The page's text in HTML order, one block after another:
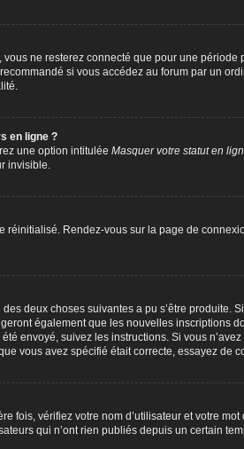
ne resterez connecté que pour une
si vous accédez au forum par un
en ligne ?
une option intitulée Masquer votre statut en
invisible.
réinitialisé. Rendez-vous sur la page de
deux choses suivantes a pu s’être
également que les nouvelles inscriptions
envoyé, suivez les instructions. Si vous
vous avez spécifié était correcte, essayez de
fois, vérifiez votre nom d’utilisateur et votre
qui n’ont rien publiés depuis un certain